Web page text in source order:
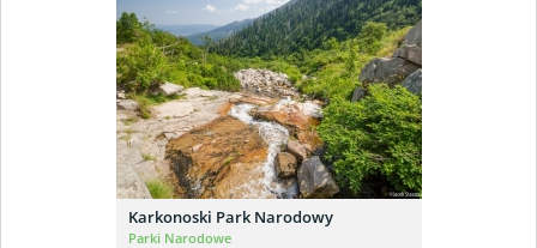
Karkonoski Park Narodowy
Parki Narodowe